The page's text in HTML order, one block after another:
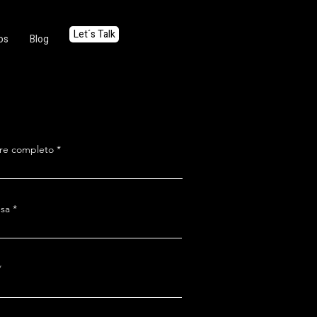
Blog Let´s Talk
completo